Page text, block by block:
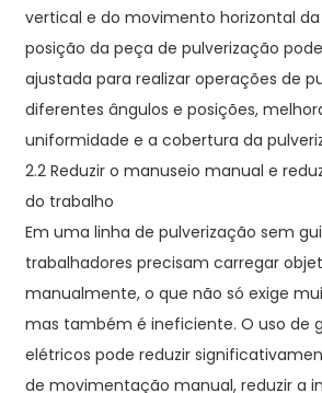
vertical e do movimento horizontal
posição da peça de pulverização
ajustada para realizar operações de
diferentes ângulos e posições,
uniformidade e a cobertura da
2.2 Reduzir o manuseio manual e
do trabalho
Em uma linha de pulverização sem
trabalhadores precisam carregar
manualmente, o que não só exige
mas também é ineficiente. O uso de
elétricos pode reduzir
de movimentação manual, reduzir a